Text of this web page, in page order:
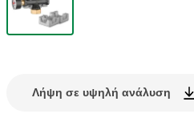
Λήψη σε υψηλή ανάλυση